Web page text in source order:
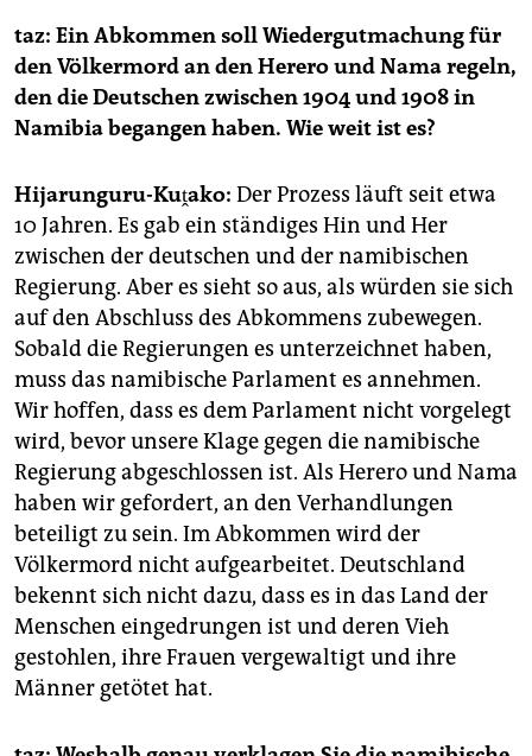
taz: Ein Abkommen soll Wiedergutmachung für
den Völkermord an den Herero und Nama regeln,
den die Deutschen zwischen 1904 und 1908 in
Namibia begangen haben. Wie weit ist es?
Hijarunguru-Kuṱako: Der Prozess läuft seit etwa
10 Jahren. Es gab ein ständiges Hin und Her
zwischen der deutschen und der namibischen
Regierung. Aber es sieht so aus, als würden sie sich
auf den Abschluss des Abkommens zubewegen.
Sobald die Regierungen es unterzeichnet haben,
muss das namibische Parlament es annehmen.
Wir hoffen, dass es dem Parlament nicht vorgelegt
wird, bevor unsere Klage gegen die namibische
Regierung abgeschlossen ist. Als Herero und Nama
haben wir gefordert, an den Verhandlungen
beteiligt zu sein. Im Abkommen wird der
Völkermord nicht aufgearbeitet. Deutschland
bekennt sich nicht dazu, dass es in das Land der
Menschen eingedrungen ist und deren Vieh
gestohlen, ihre Frauen vergewaltigt und ihre
Männer getötet hat.